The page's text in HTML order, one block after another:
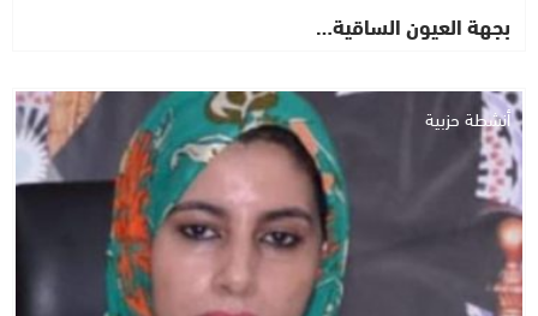
بجهة العيون الساقية…
أنشطة حزبية